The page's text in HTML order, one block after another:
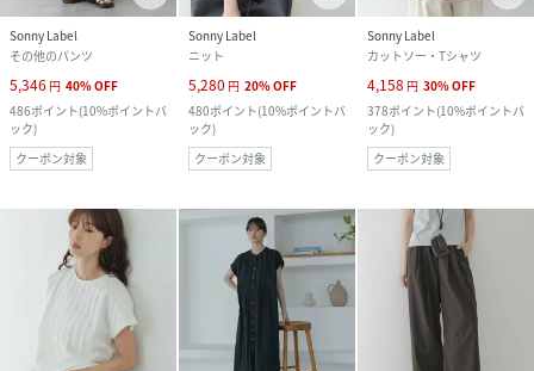
Sonny Label
その他のパンツ
5,346 円 40%OFF
486ポイント(10%ポイントバ
ック)
クーポン対象
Sonny Label
ニット
5,280 円 20%OFF
480ポイント(10%ポイントバ
ック)
クーポン対象
Sonny Label
カットソー・Tシャツ
4,158 円 30%OFF
378ポイント(10%ポイントバ
ック)
クーポン対象